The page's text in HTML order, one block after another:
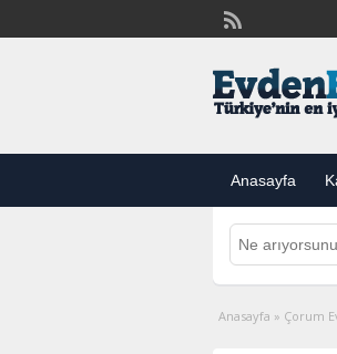
Anasayfa
Anasayfa » Çorum